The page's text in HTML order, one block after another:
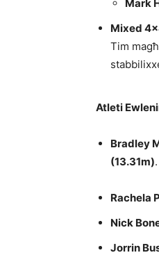
Mark
Mixed
Tim
Atleti
Bradley
(13.31m).
Rachela
Nick
Jorrin